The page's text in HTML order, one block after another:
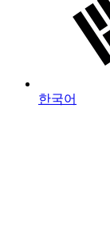
한국어